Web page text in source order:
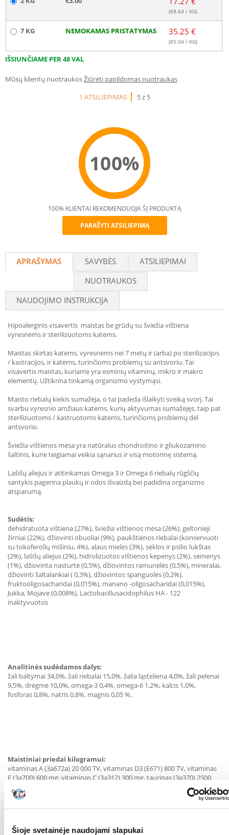
Šioje svetainėje naudojami slapukai
(€8.64 / KG)
7 KG NEMOKAMAS PRISTATYMAS 35.25 €
(€5.04 / KG)
IŠSIUNČIAME PER 48 VAL
Mūsų klientų nuotraukosŽiūrėti papildomas nuotraukas
1 ATSILIEPIMAS
5 z 5
100%
Recommend
100% KLIENTAI REKOMENDUOJA ŠĮ PRODUKTĄ
PARAŠYTI ATSILIEPIMĄ
APRAŠYMAS SAVYBĖS
ATSILIEPIMAI
NUOTRAUKOS
NAUDOJIMO INSTRUKCIJA
Hipoalerginis visavertis maistas be grūdų su šviežia vištiena
vyresnėms ir sterilizuotoms katėms.
Maistas skirtas katėms, vyresnėms nei 7 metų ir (arba) po sterilizacijos
/ kastracijos, ir katėms, turinčioms problemų su antsvoriu. Tai
visavertis maistas, kuriame yra esminių vitaminų, mikro ir makro
elementų. Užtikrina tinkamą organizmo vystymąsi.
Maisto riebalų kiekis sumažėja, o tai padeda išlaikyti sveiką svorį. Tai
svarbu vyresnio amžiaus katėms, kurių aktyvumas sumažėjęs, taip pat
sterilizuotoms / kastruotoms katėms, turinčioms problemų dėl
antsvorio.
Šviežia vištienos mėsa yra natūralus chondroitino ir gliukozamino
šaltinis, kurie teigiamai veikia sąnarius ir visą motorinę sistemą.
Lašišų aliejus ir atitinkamas Omega 3 ir Omega 6 riebalų rūgščių
santykis pagerina plaukų ir odos išvaizdą bei padidina organizmo
atsparumą.
Sudėtis:
dehidratuota vištiena (27%), šviežia vištienos mėsa (26%), geltonieji
žirniai (22%), džiovinti obuoliai (9%), paukštienos riebalai (konservuoti
su tokoferolių mišiniu, 4%), alaus mielės (3%), sėklos ir psilio lukštas
(2%), lašišų aliejus (2%), hidrolizuotos vištienos kepenys (2%), sėmenys
(1%), džiovinta nasturtė (0,5%), džiovintos ramunėlės (0,5%), mineralai,
džiovinti šaltalankiai ( 0,3%), džiovintos spanguolės (0,2%),
fruktooligosacharidai (0,015%), manano -oligosacharidai (0,015%),
Jukka, Mojave (0,008%), Lactobacillusacidophilus HA - 122
inaktyvuotos
Analitinės sudėdamos dalys:
žali baltymai 34,0%, žali riebalai 15,0%, žalia ląsteliena 4,0%, žali pelenai
9,5%, drėgmė 10,0%, omega-3 0,4%, omega-6 1,2%, kalcis 1,0%,
fosforas 0,8%, natris 0,8%, magnis 0,05 %.
Maistiniai priedai kilogramui:
vitaminas A (3a672a) 20 000 TV, vitaminas D3 (E671) 800 TV, vitaminas
E (3a700) 600 mg, vitaminas C (3a312) 300 mg, taurinas (3a370) 2500
mg, L-karnitinas (3a910) 50 mg, cholino chloridas (3a890) 2500 mg,
biotinas (3a880) 2 mg, vitaminas B1 (3a821) 10 mg, vitaminas B2 12 mg,
0,04 mg, cinkas (3b606) 120 mg, geležis (3b106) 45 mg, manganas
(3b504) 55 mg, kalio jodidas (3b201) 4 mg, varis (3b406) 10 mg , selenas